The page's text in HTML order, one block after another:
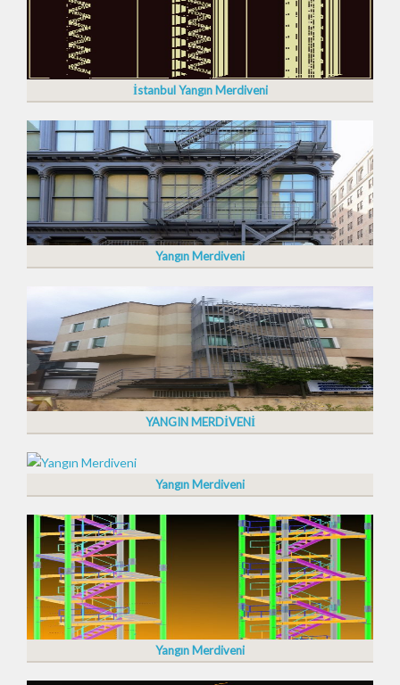
İstanbul Yangın Merdiveni
Yangın Merdiveni
YANGIN MERDİVENİ
Yangın Merdiveni
Yangın Merdiveni